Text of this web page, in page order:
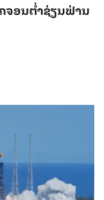
ຈອນ​​ຕ່ຳຊ່ຽນ​ຟ່ານ​